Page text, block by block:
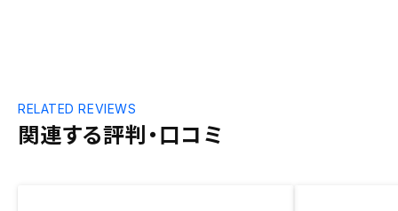
関連する評判・口コミ
RELATED REVIEWS